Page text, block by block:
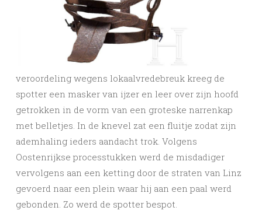
veroordeling wegens lokaalvredebreuk kreeg de
spotter een masker van ijzer en leer over zijn hoofd
getrokken in de vorm van een groteske narrenkap
met belletjes. In de knevel zat een fluitje zodat zijn
ademhaling ieders aandacht trok. Volgens
Oostenrijkse processtukken werd de misdadiger
vervolgens aan een ketting door de straten van Linz
gevoerd naar een plein waar hij aan een paal werd
gebonden. Zo werd de spotter bespot.